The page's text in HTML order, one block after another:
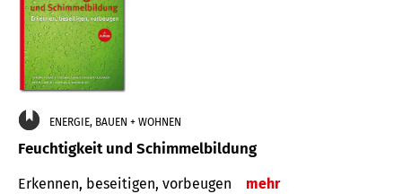
ENERGIE, BAUEN + WOHNEN
Feuchtigkeit und Schimmelbildung
Erkennen, beseitigen, vorbeugen mehr